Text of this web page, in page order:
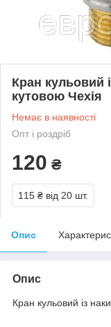
Кран кульовий
кутовою Чехія
Немає в наявності
Опт і роздріб
120 ₴
115 ₴ від 20 шт.
Опис
Опис
Кран кульовий із